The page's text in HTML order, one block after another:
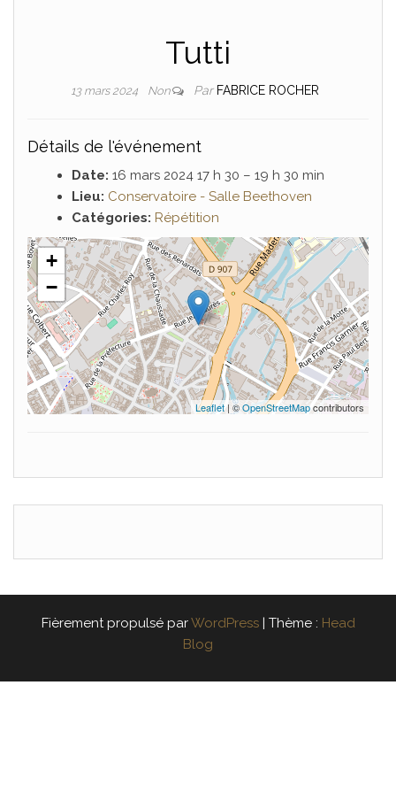
Tutti
13 mars 2024 Non Par FABRICE ROCHER
Détails de l'événement
Date: 16 mars 2024 17 h 30 – 19 h 30 min
Lieu: Conservatoire - Salle Beethoven
Catégories: Répétition
+
−
Leaflet| ©OpenStreetMapcontributors
Fièrement propulsé parWordPress | Thème : Head
Blog